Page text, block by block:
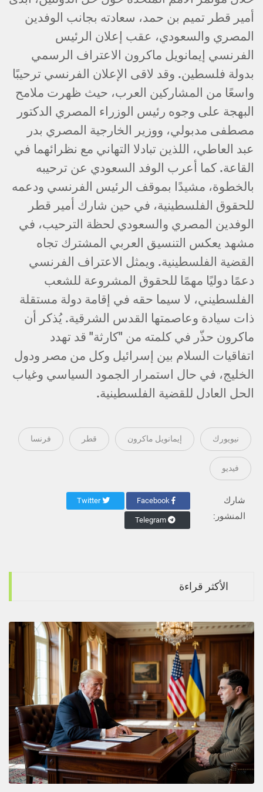
أمير قطر تميم بن حمد، سعادته بجانب الوفدين
المصري والسعودي، عقب إعلان الرئيس
الفرنسي إيمانويل ماكرون الاعتراف الرسمي
بدولة فلسطين. وقد لاقى الإعلان الفرنسي ترحيبًا
واسعًا من المشاركين العرب، حيث ظهرت ملامح
البهجة على وجوه رئيس الوزراء المصري الدكتور
مصطفى مدبولي، ووزير الخارجية المصري بدر
عبد العاطي، اللذين تبادلا التهاني مع نظرائهما في
القاعة. كما أعرب الوفد السعودي عن ترحيبه
بالخطوة، مشيدًا بموقف الرئيس الفرنسي ودعمه
للحقوق الفلسطينية، في حين شارك أمير قطر
الوفدين المصري والسعودي لحظة الترحيب، في
مشهد يعكس التنسيق العربي المشترك تجاه
القضية الفلسطينية. ويمثل الاعتراف الفرنسي
دعمًا دوليًا مهمًا للحقوق المشروعة للشعب
الفلسطيني، لا سيما حقه في إقامة دولة مستقلة
ذات سيادة وعاصمتها القدس الشرقية. يُذكر أن
ماكرون حذّر في كلمته من "كارثة" قد تهدد
اتفاقيات السلام بين إسرائيل وكل من مصر ودول
الخليج، في حال استمرار الجمود السياسي وغياب
الحل العادل للقضية الفلسطينية.
نيويورك إيمانويل ماكرون قطر فرنسا
فيديو
شارك
المنشور:
Twitter
Telegram
الأكثر قراءة